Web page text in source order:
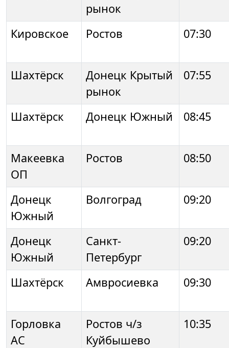
рынок
Кировское Ростов 07:30
Шахтёрск
Донецк Крытый
рынок
07:55
Шахтёрск Донецк Южный 08:45
Макеевка
ОП
Ростов 08:50
Донецк
Южный
Волгоград 09:20
Донецк
Южный
Санкт-
Петербург
09:20
Шахтёрск Амвросиевка 09:30
Горловка
АС
Ростов ч/з
Куйбышево
10:35